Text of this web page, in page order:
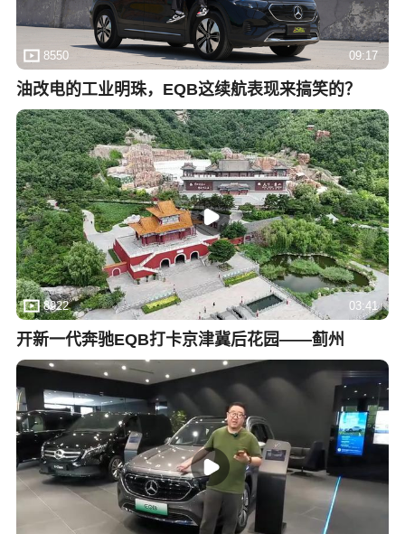
8550 09:17
油改电的工业明珠，EQB这续航表现来搞笑的？
8922 03:41
开新一代奔驰EQB打卡京津冀后花园——蓟州